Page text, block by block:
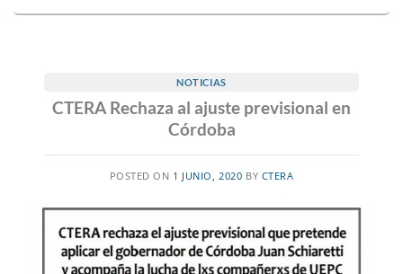
NOTICIAS
CTERA Rechaza al ajuste previsional en
Córdoba
POSTED ON 1 JUNIO, 2020 BY CTERA